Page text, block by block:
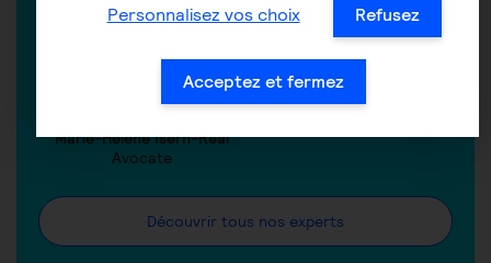
EXPERT DANS LA DISCUSSION
Marie-Hélène Isern-Réal
Avocate
Découvrir tous nos experts
Personnalisez vos choix Refusez
Acceptez et fermez